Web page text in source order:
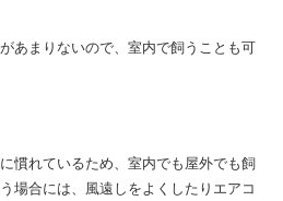
あまりないので、室内で飼うことも可
慣れているため、室内でも屋外でも飼
場合には、風遠しをよくしたりエアコ